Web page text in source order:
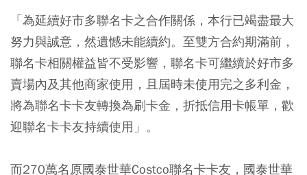
「為延續好市多聯名卡之合作關係，本行已竭盡最大
努力與誠意，然遺憾未能續約。至雙方合約期滿前，
聯名卡相關權益皆不受影響，聯名卡可繼續於好市多
賣場內及其他商家使用，且屆時未使用完之多利金，
將為聯名卡卡友轉換為刷卡金，折抵信用卡帳單，歡
迎聯名卡卡友持續使用」。
而270萬名原國泰世華Costco聯名卡卡友，國泰世華